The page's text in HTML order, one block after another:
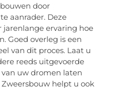
door
aanrader. Deze
jarenlange ervaring hoe
Goed overleg is een
van dit proces. Laat u
reeds uitgevoerde
uw dromen laten
helpt u ook